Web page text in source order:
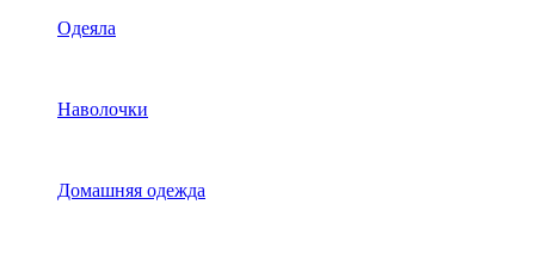
Одеяла
Наволочки
Домашняя одежда